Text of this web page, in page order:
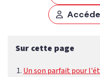
Sur cette page
Un son parfait pour